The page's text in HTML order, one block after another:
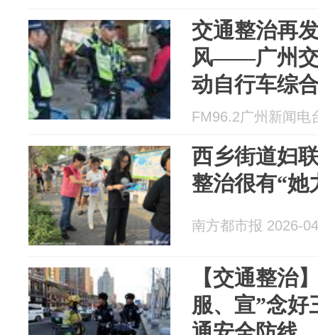
交通整治再
风——广州交
动自行车综
FM96.2广州新闻电
西乡街道妇
整治很有“她
南方都市报 2026-
【交通整治
服、宣”念好